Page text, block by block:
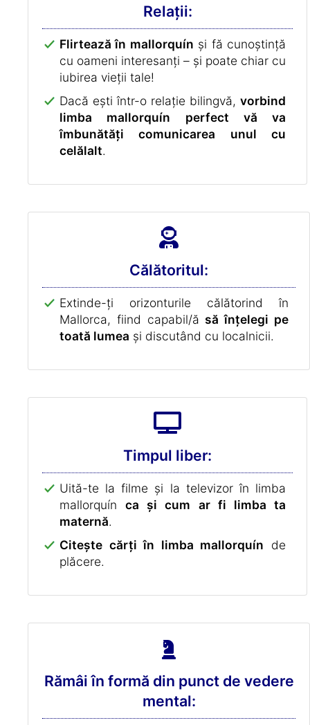
Relații:
Flirtează în mallorquín și fă cunoștință
cu oameni interesanți – și poate chiar cu
iubirea vieții tale!
Dacă ești într-o relație bilingvă, vorbind
limba mallorquín perfect vă va
îmbunătăți comunicarea unul cu
celălalt.
Călătoritul:
Extinde-ți orizonturile călătorind în
Mallorca, fiind capabil/ăsă înțelegi pe
toată lumea și discutând cu localnicii.
Timpul liber:
Uită-te la filme și la televizor în limba
mallorquínca și cum ar fi limba ta
maternă.
Citește cărți în limba mallorquín de
plăcere.
Rămâi în formă din punct de vedere
mental: